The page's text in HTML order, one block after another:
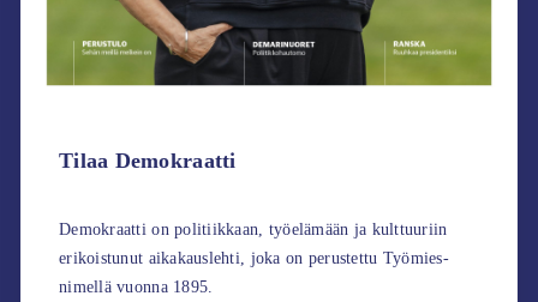
Tilaa Demokraatti
Demokraatti on politiikkaan, työelämään ja kulttuuriin
erikoistunut aikakauslehti, joka on perustettu Työmies-
nimellä vuonna 1895.